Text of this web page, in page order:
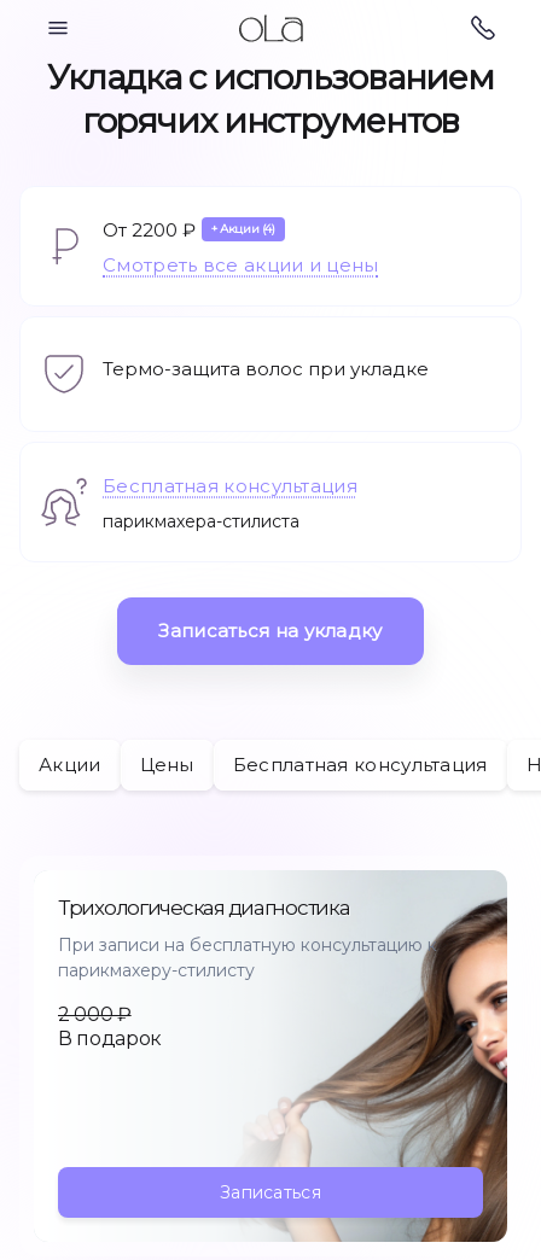
Косметология
Ногтевой сервис Подология
Остальные услуги
Адреса
Акции
Записаться
Позвонить +7 (812) 710 00 10
Подарочный сертификат
Онлайн подбор косметологических процедур
Калькулятор окрашивания
Косметология
Укладка с использованием
горячих инструментов
От 2200 ₽ + Акции (4)
Смотреть все акции и цены
Термо-защита волос при укладке
Бесплатная консультация
парикмахера-стилиста
Записаться на укладку
Акции Цены Бесплатная консультация
Трихологическая диагностика
При записи на бесплатную консультацию к
парикмахеру-стилисту
2 000 ₽
В подарок
Записаться